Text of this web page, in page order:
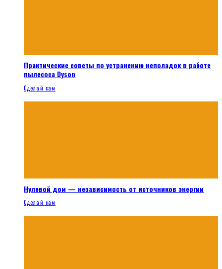
Практические советы по устранению неполадок в работе
пылесоса Dyson
Сделай сам
Нулевой дом — независимость от источников энергии
Сделай сам